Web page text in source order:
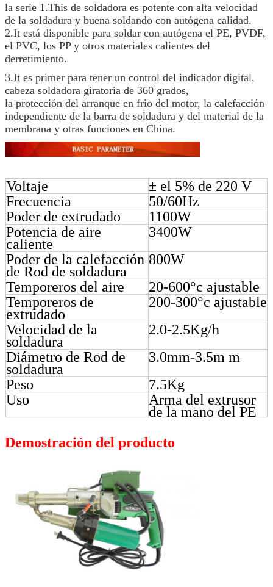
la serie 1.This de soldadora es potente con alta velocidad
de la soldadura y buena soldando con autógena calidad.
2.It está disponible para soldar con autógena el PE, PVDF,
el PVC, los PP y otros materiales calientes del
derretimiento.
3.It es primer para tener un control del indicador digital,
cabeza soldadora giratoria de 360 grados,
la protección del arranque en frio del motor, la calefacción
independiente de la barra de soldadura y del material de la
membrana y otras funciones en China.
Voltaje
± el 5% de 220 V
Frecuencia
50/60Hz
Poder de extrudado
1100W
Potencia de aire
caliente
3400W
Poder de la calefacción
de Rod de soldadura
800W
Temporeros del aire
20-600°c ajustable
Temporeros de
extrudado
200-300°c ajustable
Velocidad de la
soldadura
2.0-2.5Kg/h
Diámetro de Rod de
soldadura
3.0mm-3.5m m
Peso
7.5Kg
Uso
Arma del extrusor
de la mano del PE
Demostración del producto